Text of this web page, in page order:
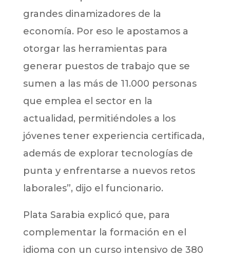
grandes dinamizadores de la
economía. Por eso le apostamos a
otorgar las herramientas para
generar puestos de trabajo que se
sumen a las más de 11.000 personas
que emplea el sector en la
actualidad, permitiéndoles a los
jóvenes tener experiencia certificada,
además de explorar tecnologías de
punta y enfrentarse a nuevos retos
laborales”, dijo el funcionario.
Plata Sarabia explicó que, para
complementar la formación en el
idioma con un curso intensivo de 380